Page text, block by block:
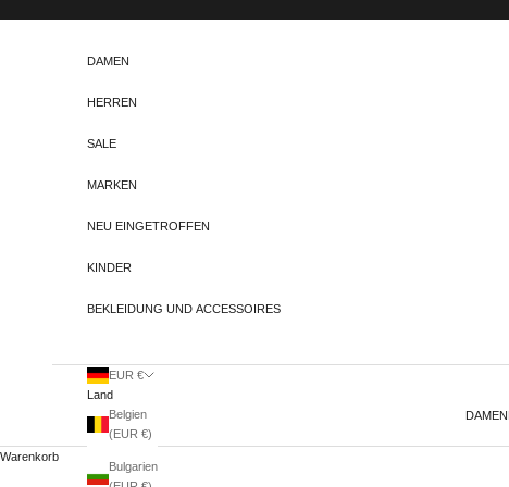
DAMEN
DAMEN
HERREN
SALE
MARKEN
NEU EINGETROFFEN
KINDER
BEKLEIDUNG UND ACCESSOIRES
EUR €
Land
Belgien
(EUR €)
Bulgarien
Warenkorb